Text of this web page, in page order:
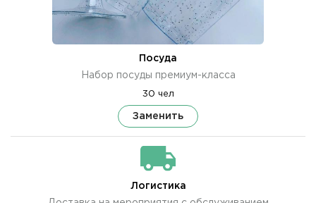
Посуда
Набор посуды премиум-класса
30 чел
Заменить
Логистика